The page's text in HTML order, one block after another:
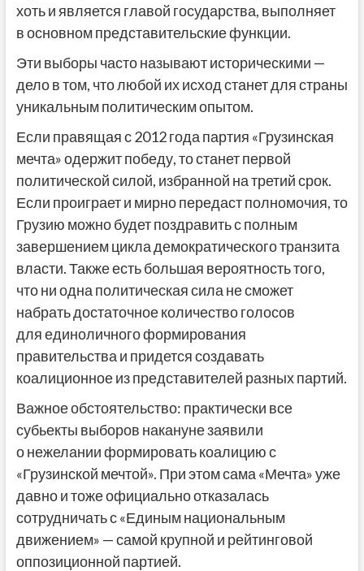
хоть и является главой государства, выполняет
в основном представительские функции.
Эти выборы часто называют историческими —
дело в том, что любой их исход станет для страны
уникальным политическим опытом.
Если правящая с 2012 года партия «Грузинская
мечта» одержит победу, то станет первой
политической силой, избранной на третий срок.
Если проиграет и мирно передаст полномочия, то
Грузию можно будет поздравить с полным
завершением цикла демократического транзита
власти. Также есть большая вероятность того,
что ни одна политическая сила не сможет
набрать достаточное количество голосов
для единоличного формирования
правительства и придется создавать
коалиционное из представителей разных партий.
Важное обстоятельство: практически все
субьекты выборов накануне заявили
о нежелании формировать коалицию с
«Грузинской мечтой». При этом сама «Мечта» уже
давно и тоже официально отказалась
сотрудничать с «Единым национальным
движением» — самой крупной и рейтинговой
оппозиционной партией.